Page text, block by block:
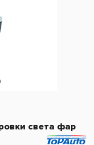
света фар